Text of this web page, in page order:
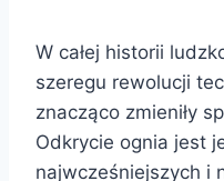
W całej historii
szeregu rewolucji
znacząco zmieniły
Odkrycie ognia jest
najwcześniejszych i